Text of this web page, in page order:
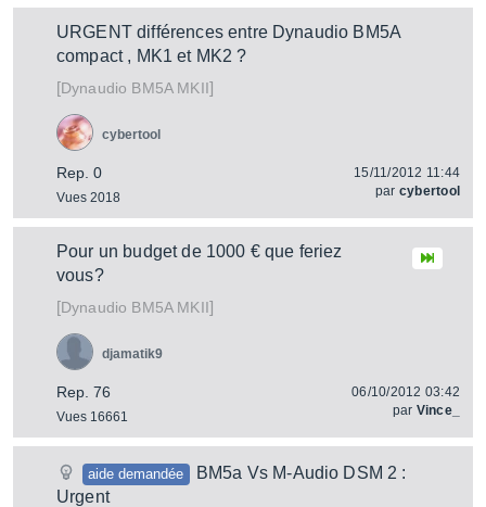
URGENT différences entre Dynaudio BM5A
compact , MK1 et MK2 ?
[Dynaudio BM5A MKII]
Rep. 0
Vues 2018
cybertool
15/11/2012 11:44
par cybertool
Pour un budget de 1000 € que feriez
vous?
[Dynaudio BM5A MKII]
Rep. 76
Vues 16661
djamatik9
06/10/2012 03:42
par Vince_
aide demandée
BM5a Vs M-Audio DSM 2 :
Urgent